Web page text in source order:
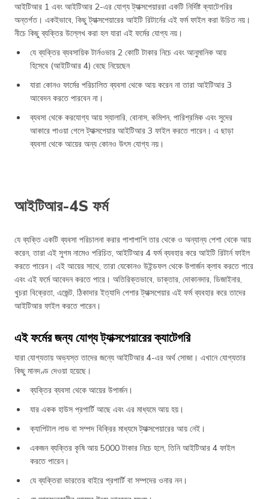
আইটিআর 1 এবং আইটিআর 2-এর যোগ্য ট্যাক্সপেয়াররা একটি নির্দিষ্ট ক্যাটেগরির
অন্তর্গত। একইভাবে, কিছু ট্যাক্সপেয়ারের আইটি রিটার্নের এই ফর্ম ফাইল করা উচিত নয়।
নীচে কিছু ব্যক্তির উল্লেখ করা হল যারা এই ফর্মের যোগ্য নয়।
যে ব্যক্তির ব্যবসায়িক টার্নওভার 2 কোটি টাকার নিচে এবং আনুমানিক আয়
হিসেবে (আইটিআর 4) বেছে নিয়েছেন
যারা কোনও ফার্মের পরিচালিত ব্যবসা থেকে আয় করেন না তারা আইটিআর 3
আবেদন করতে পারবেন না।
ব্যবসা থেকে করযোগ্য আয় স্যালারি, বোনাস, কমিশন, পারিশ্রমিক এবং সুদের
আকারে পাওয়া গেলে ট্যাক্সপেয়ার আইটিআর 3 ফাইল করতে পারেন। এ ছাড়া
ব্যবসা থেকে আয়ের অন্য কোনও উৎস যোগ্য নয়।
আইটিআর-4S ফর্ম
যে ব্যক্তি একটি ব্যবসা পরিচালনা করার পাশাপাশি তার থেকে ও অন্যান্য পেশা থেকে আয়
করেন, তারা এই সুগম নামেও পরিচিত, আইটিআর 4 ফর্ম ব্যবহার করে আইটি রিটার্ন ফাইল
করতে পারেন। এই আয়ের সাথে, তারা যেকোনও উইন্ডফল থেকে উপার্জন ক্লাব করতে পারে
এবং এই ফর্মে আবেদন করতে পারে। অতিরিক্তভাবে, ডাক্তার, দোকানদার, ডিজাইনার,
খুচরা বিক্রেতা, এজেন্ট, ঠিকাদার ইত্যাদি পেশার ট্যাক্সপেয়ার এই ফর্ম ব্যবহার করে তাদের
আইটিআর ফাইল করতে পারেন।
এই ফর্মের জন্য যোগ্য ট্যাক্সপেয়ারের ক্যাটেগরি
যারা যোগ্যতায় অভ্যস্ত তাদের জন্যে আইটিআর 4-এর অর্থ সোজা। এখানে যোগ্যতার
কিছু মানদণ্ড দেওয়া হয়েছে।
ব্যক্তির ব্যবসা থেকে আয়ের উপার্জন।
যার একক হাউস প্রপার্টি আছে এবং এর মাধ্যমে আয় হয়।
ক্যাপিটাল লাভ বা সম্পদ বিক্রির মাধ্যমে ট্যাক্সপেয়ারের আয় নেই।
একজন ব্যক্তির কৃষি আয় 5000 টাকার নিচে হলে, তিনি আইটিআর 4 ফাইল
করতে পারেন।
যে ব্যক্তিরা ভারতের বাইরে প্রপার্টি বা সম্পদের ওনার নন।